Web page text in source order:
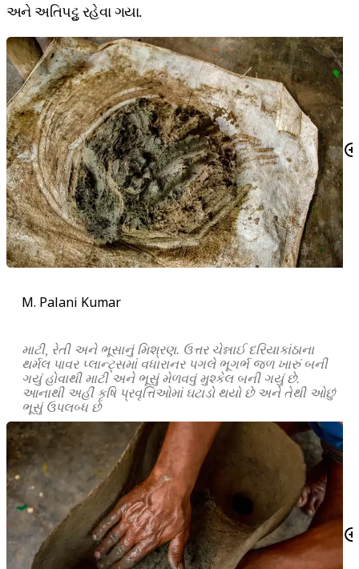
અને અતિપટ્ટુ રહેવા ગયા.
M. Palani Kumar
માટી, રેતી અને ભૂસાનું મિશ્રણ. ઉત્તર ચેન્નાઈ દરિયાકાંઠાના
થર્મલ પાવર પ્લાન્ટ્સમાં વધારાનર પગલે ભૂગર્ભ જળ ખારું બની
ગયું હોવાથી માટી અને ભૂસું મેળવવું મુશ્કેલ બની ગયું છે.
આનાથી અહીં કૃષિ પ્રવૃત્તિઓમાં ઘટાડો થયો છે અને તેથી ઓછું
ભૂસું ઉપલબ્ધ છે